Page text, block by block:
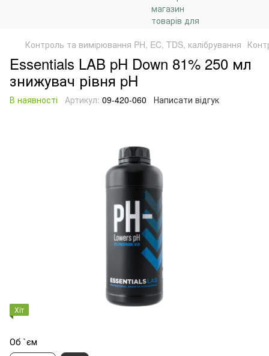
Контроль та вимірювання PH, EC, TDS, калібрування
Essentials LAB pH Down 81% 250 мл
знижувач рівня pH
В наявності Артикул: 09-420-060 Написати відгук
Хіт
Об `єм